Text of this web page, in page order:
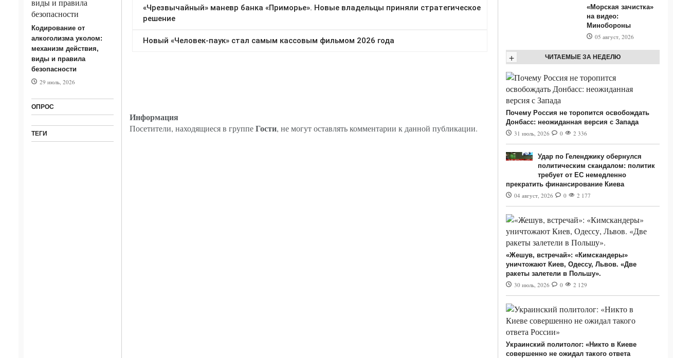
Информация
Посетители, находящиеся в группеГости, не могут оставлять комментарии к данной публикации.
«Морская зачистка»
на видео:
Минобороны
05 август, 2026
ЧИТАЕМЫЕ ЗА НЕДЕЛЮ
+
Почему Россия не торопится освобождать
Донбасс: неожиданная версия с Запада
31 июль, 2026
0 2 336
Удар по Геленджику обернулся
политическим скандалом: политик
требует от ЕС немедленно
прекратить финансирование Киева
04 август, 2026
0 2 177
«Жешув, встречай»: «Кимскандеры»
уничтожают Киев, Одессу, Львов. «Две
ракеты залетели в Польшу».
30 июль, 2026
0 2 129
Украинский политолог: «Никто в Киеве
совершенно не ожидал такого ответа
Кодирование от
алкоголизма уколом:
механизм действия,
виды и правила
безопасности
29 июль, 2026
ОПРОС
ТЕГИ